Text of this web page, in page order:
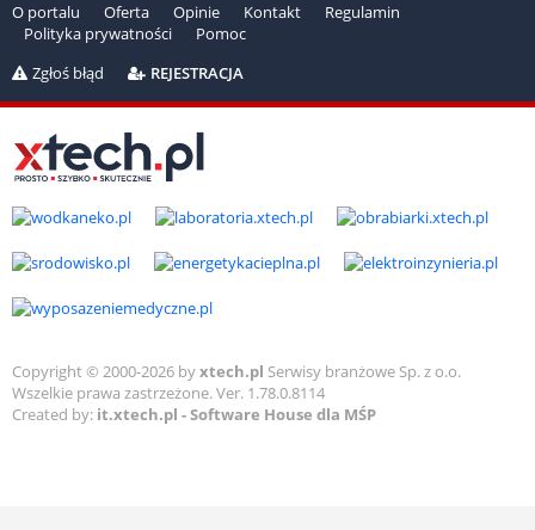
O portalu Oferta Opinie Kontakt
Regulamin
Polityka prywatności
Pomoc
Zgłoś błąd
REJESTRACJA
Copyright © 2000-2026 byxtech.pl Serwisy branżowe Sp. z o.o.
Wszelkie prawa zastrzeżone. Ver. 1.78.0.8114
Created by: it.xtech.pl - Software House dla MŚP